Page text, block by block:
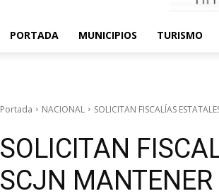
PORTADA MUNICIPIOS TURISMO
Portada NACIONAL SOLICITAN FISCALÍAS
SOLICITAN
SCJN